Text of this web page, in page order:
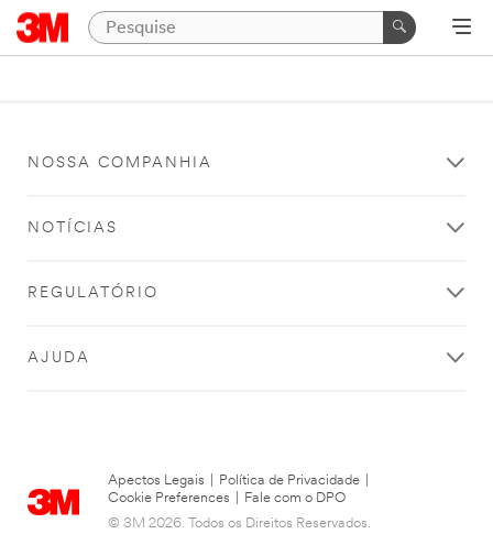
NOSSA COMPANHIA
NOTÍCIAS
REGULATÓRIO
AJUDA
Apectos Legais Política de Privacidade
Cookie Preferences
Fale com o DPO
© 3M 2026. Todos os Direitos Reservados.